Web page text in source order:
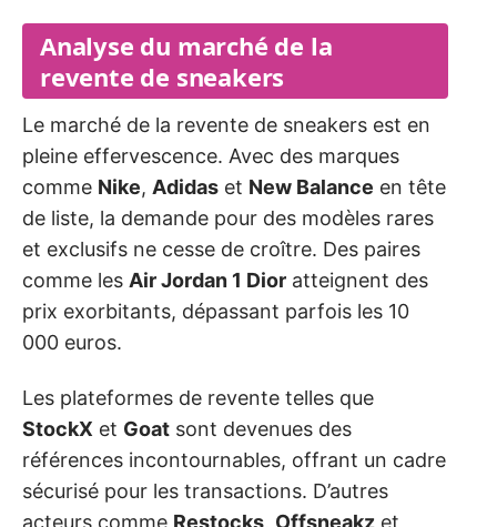
Analyse du marché de la
revente de sneakers
Le marché de la revente de sneakers est en
pleine effervescence. Avec des marques
comme Nike, Adidas et New Balance en tête
de liste, la demande pour des modèles rares
et exclusifs ne cesse de croître. Des paires
comme les Air Jordan 1 Dior atteignent des
prix exorbitants, dépassant parfois les 10
000 euros.
Les plateformes de revente telles que
StockX et Goat sont devenues des
références incontournables, offrant un cadre
sécurisé pour les transactions. D’autres